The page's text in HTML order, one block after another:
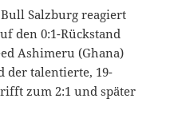
Bull Salzburg reagiert
den 0:1-Rückstand
Ashimeru (Ghana)
der talentierte, 19-
zum 2:1 und später